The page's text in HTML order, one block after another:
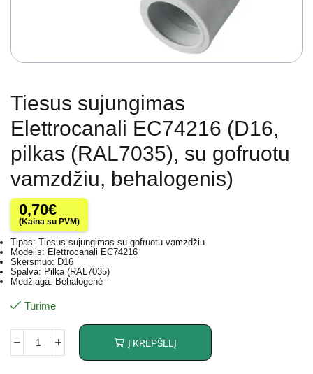
Tiesus sujungimas
Elettrocanali EC74216 (D16,
pilkas (RAL7035), su gofruotu
vamzdžiu, behalogenis)
0,70€
(Kaina su PVM)
Tipas: Tiesus sujungimas su gofruotu vamzdžiu
Modelis: Elettrocanali EC74216
Skersmuo: D16
Spalva: Pilka (RAL7035)
Medžiaga: Behalogenė
Turime
Į KREPŠELĮ